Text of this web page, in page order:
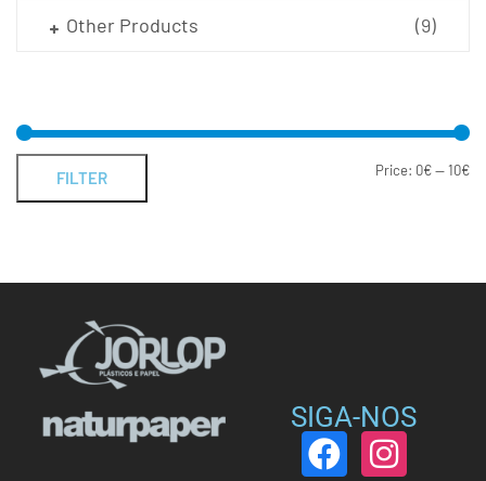
Other Products (9)
FILTER Price: 0€—10€
SIGA-NOS